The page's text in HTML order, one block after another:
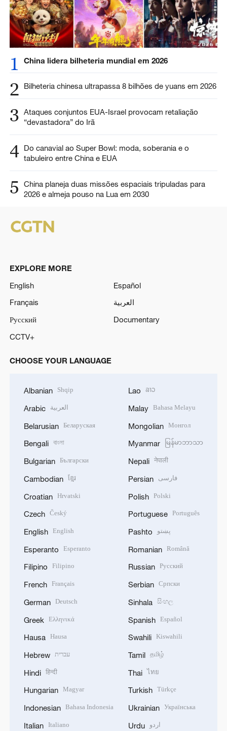
1 China lidera bilheteria mundial em 2026
2 Bilheteria chinesa ultrapassa 8 bilhões de yuans em 2026
3 Ataques conjuntos EUA-Israel provocam retaliação
“devastadora” do Irã
4 Do canavial ao Super Bowl: moda, soberania e o
tabuleiro entre China e EUA
5
China planeja duas missões espaciais tripuladas para
2026 e almeja pouso na Lua em 2030
EXPLORE MORE
English
Español
Français
العربية
Русский
Documentary
CCTV+
CHOOSE YOUR LANGUAGE
Albanian Shqip
Arabic العربية
Belarusian Беларуская
Bengali বাংলা
Bulgarian Български
Cambodian ខ្មែរ
Croatian Hrvatski
Czech Český
English English
Esperanto Esperanto
Filipino Filipino
French Français
German Deutsch
Greek Ελληνικά
Hausa Hausa
Hebrew עברית
Hindi हिन्दी
Hungarian Magyar
Indonesian Bahasa Indonesia
Italian Italiano
Lao ລາວ
Malay Bahasa Melayu
Mongolian Монгол
Myanmar မြန်မာဘာသာ
Nepali नेपाली
Persian فارسی
Polish Polski
Portuguese Português
Pashto پښتو
Romanian Română
Russian Русский
Serbian Српски
Sinhala සිංහල
Spanish Español
Swahili Kiswahili
Tamil தமிழ்
Thai ไทย
Turkish Türkçe
Ukrainian Українська
Urdu اردو